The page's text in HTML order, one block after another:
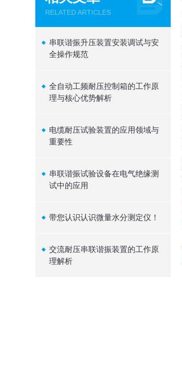
RELATED ARTICLES
串联谐振升压装置安装调试与安
全操作规范
全自动工频耐压控制箱的工作原
理与核心优势解析
电缆耐压试验装置的应用领域与
重要性
串联谐振试验设备在电气绝缘测
试中的应用
带您认识认识微量水分测定仪！
交流耐压串联谐振装置的工作原
理解析